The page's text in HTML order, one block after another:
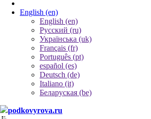
English (en)
English (en)
Русский (ru)
Українська (uk)
Français (fr)
Português (pt)
español (es)
Deutsch (de)
Italiano (it)
Беларуская (be)
podkovyrova.ru